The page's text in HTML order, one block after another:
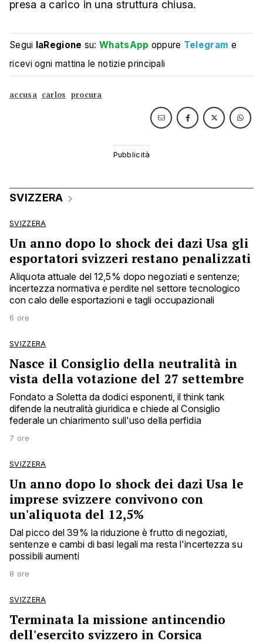
presa a carico in una struttura chiusa.
Segui laRegione su:WhatsApp oppure Telegram e
ricevi ogni mattina le notizie principali
accusa carlos procura
SVIZZERA
SVIZZERA
Un anno dopo lo shock dei dazi Usa gli
esportatori svizzeri restano penalizzati
Aliquota attuale del 12,5% dopo negoziati e sentenze;
incertezza normativa e perdite nel settore tecnologico
con calo delle esportazioni e tagli occupazionali
6 ore
SVIZZERA
Nasce il Consiglio della neutralità in
vista della votazione del 27 settembre
Fondato a Soletta da dodici esponenti, il think tank
difende la neutralità giuridica e chiede al Consiglio
federale un chiarimento sull'uso della perfidia
7 ore
SVIZZERA
Un anno dopo lo shock dei dazi Usa le
imprese svizzere convivono con
un'aliquota del 12,5%
Dal picco del 39% la riduzione è frutto di negoziati,
sentenze e cambi di basi legali ma resta l'incertezza su
possibili aumenti
8 ore
SVIZZERA
Terminata la missione antincendio
dell'esercito svizzero in Corsica